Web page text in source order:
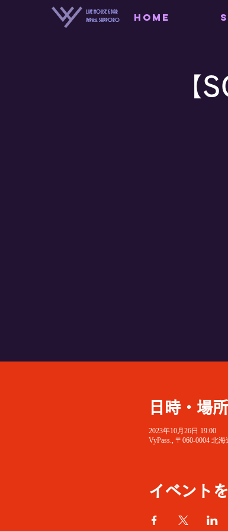
LIVE HOUSE & BAR
VyPass. SAPPORO
HOME
【
日時・場所
2023年10月26日 19:00
VyPass., 〒060-0004 北
イベント